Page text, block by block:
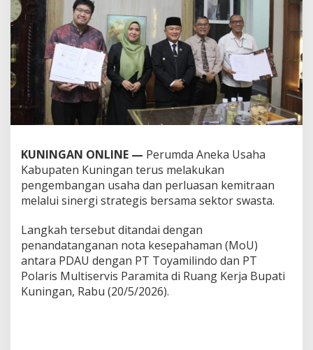
KUNINGAN ONLINE — Perumda Aneka Usaha
Kabupaten Kuningan terus melakukan
pengembangan usaha dan perluasan kemitraan
melalui sinergi strategis bersama sektor swasta.
Langkah tersebut ditandai dengan
penandatanganan nota kesepahaman (MoU)
antara PDAU dengan PT Toyamilindo dan PT
Polaris Multiservis Paramita di Ruang Kerja Bupati
Kuningan, Rabu (20/5/2026).